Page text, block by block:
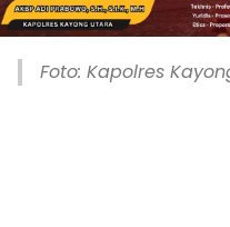
Foto: Kapolres